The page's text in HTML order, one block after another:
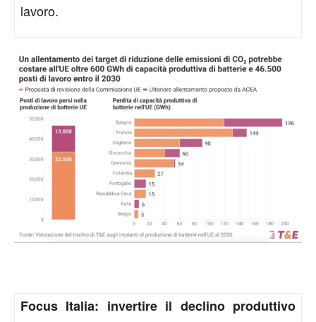
lavoro.
Focus Italia: invertire il declino produttivo